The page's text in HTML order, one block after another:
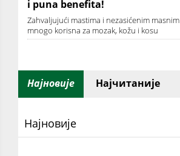
i puna benefita!
Zahvaljujući mastima i nezasićenim
mnogo korisna za mozak, kožu i kosu
Најновије Најчитаније
Најновије